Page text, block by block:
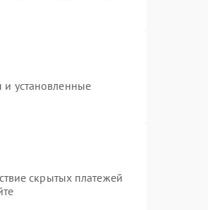
и установленные
скрытых платежей